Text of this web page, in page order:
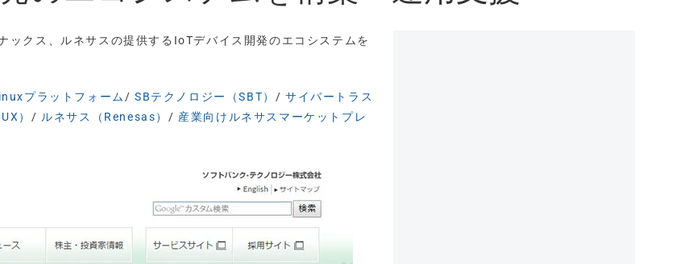
ックス、ルネサスの提供するIoTデバイス開発のエコシステムを
プラットフォーム /SBテクノロジー（SBT） /サイバートラス
） / ルネサス（Renesas） / 産業向けルネサスマーケットプレ